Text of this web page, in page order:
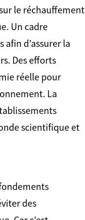
le réchauffement
Un cadre
d’assurer la
Des efforts
réelle pour
La
scientifique et
des